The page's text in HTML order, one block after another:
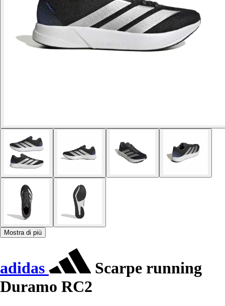
Mostra di più
adidas
Scarpe running
Duramo RC2